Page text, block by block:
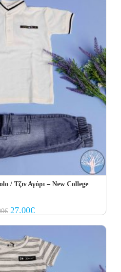
/ Τζιν Αγόρι – New College
€ Original
price
27.00€Current
price